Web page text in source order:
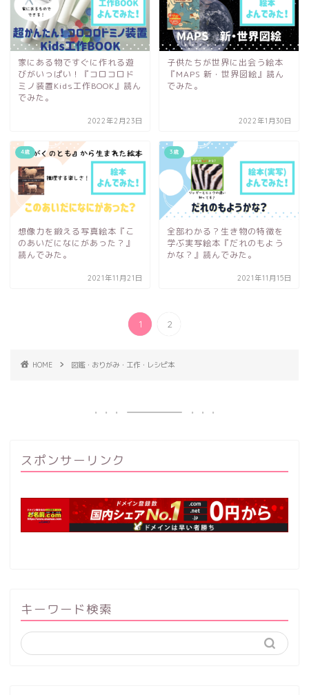
家にある物ですぐに作れる遊
びがいっぱい！『コロコロド
ミノ装置Kids工作BOOK』読ん
でみた。
2022年2月23日
子供たちが世界に出会う絵本
『MAPS 新・世界図絵』読ん
でみた。
2022年1月30日
4歳
想像力を鍛える写真絵本『こ
のあいだになにがあった？』
読んでみた。
2021年11月21日
3歳
全部わかる？生き物の特徴を
学ぶ実写絵本『だれのもよう
かな？』読んでみた。
2021年11月15日
1 2
HOME 図鑑・おりがみ・工作・レシピ本
スポンサーリンク
キーワード検索